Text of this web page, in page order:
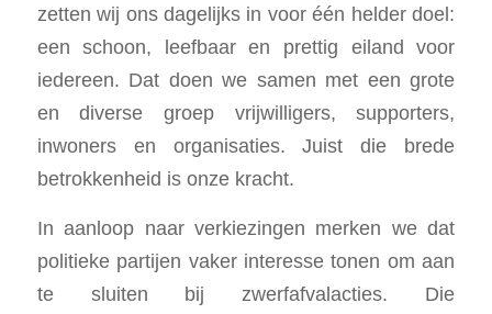
zetten wij ons dagelijks in voor één helder doel:
een schoon, leefbaar en prettig eiland voor
iedereen. Dat doen we samen met een grote
en diverse groep vrijwilligers, supporters,
inwoners en organisaties. Juist die brede
betrokkenheid is onze kracht.
In aanloop naar verkiezingen merken we dat
politieke partijen vaker interesse tonen om aan
te sluiten bij zwerfafvalacties. Die